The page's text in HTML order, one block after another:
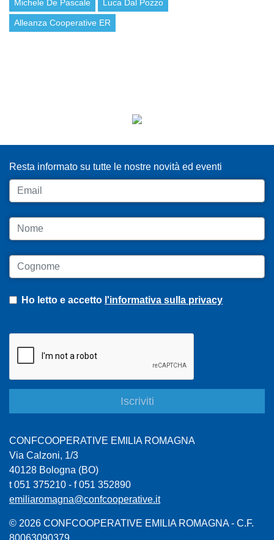
Michele De Pascale Luca Dal Pozzo
Alleanza Cooperative ER
Resta informato su tutte le nostre novità ed eventi
Email
Nome
Cognome
Ho letto e accetto l'informativa sulla privacy
CONFCOOPERATIVE EMILIA ROMAGNA
Via Calzoni, 1/3
40128 Bologna (BO)
t 051 375210 - f 051 352890
emiliaromagna@confcooperative.it
© 2026 CONFCOOPERATIVE EMILIA ROMAGNA - C.F.
80063090379